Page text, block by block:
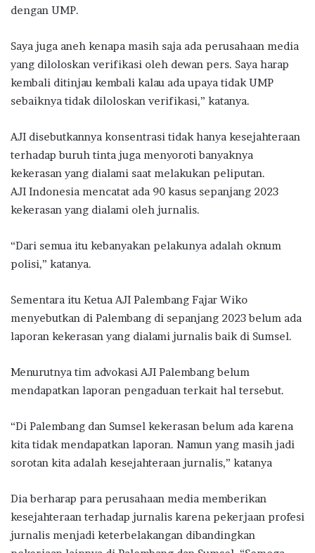
dengan UMP.
Saya juga aneh kenapa masih saja ada perusahaan media
yang diloloskan verifikasi oleh dewan pers. Saya harap
kembali ditinjau kembali kalau ada upaya tidak UMP
sebaiknya tidak diloloskan verifikasi,” katanya.
AJI disebutkannya konsentrasi tidak hanya kesejahteraan
terhadap buruh tinta juga menyoroti banyaknya
kekerasan yang dialami saat melakukan peliputan.
AJI Indonesia mencatat ada 90 kasus sepanjang 2023
kekerasan yang dialami oleh jurnalis.
“Dari semua itu kebanyakan pelakunya adalah oknum
polisi,” katanya.
Sementara itu Ketua AJI Palembang Fajar Wiko
menyebutkan di Palembang di sepanjang 2023 belum ada
laporan kekerasan yang dialami jurnalis baik di Sumsel.
Menurutnya tim advokasi AJI Palembang belum
mendapatkan laporan pengaduan terkait hal tersebut.
“Di Palembang dan Sumsel kekerasan belum ada karena
kita tidak mendapatkan laporan. Namun yang masih jadi
sorotan kita adalah kesejahteraan jurnalis,” katanya
Dia berharap para perusahaan media memberikan
kesejahteraan terhadap jurnalis karena pekerjaan profesi
jurnalis menjadi keterbelakangan dibandingkan